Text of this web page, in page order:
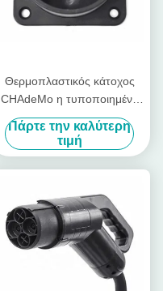
Θερμοπλαστικός κάτοχος
CHAdeMo η τυποποιημένη
EV βουλωμάτων της EV που
χρεώνει την πιστολιοθήκη
καλωδίων
Πάρτε την καλύτερη
τιμή